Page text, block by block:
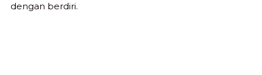
dengan berdiri.